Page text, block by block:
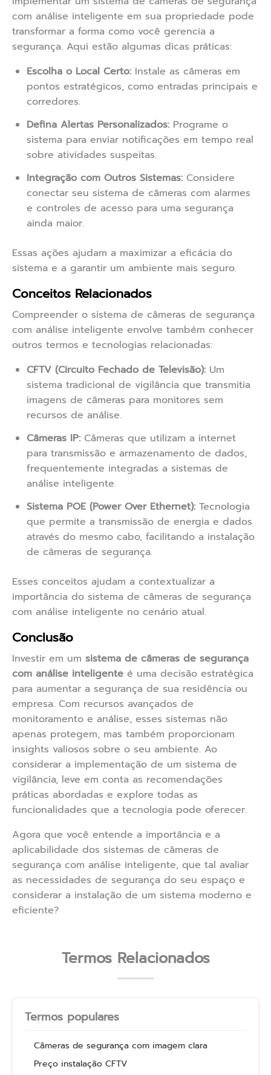
com análise inteligente em sua propriedade pode
transformar a forma como você gerencia a
segurança. Aqui estão algumas dicas práticas:
Escolha o Local Certo: Instale as câmeras em
pontos estratégicos, como entradas principais e
corredores.
Defina Alertas Personalizados: Programe o
sistema para enviar notificações em tempo real
sobre atividades suspeitas.
Integração com Outros Sistemas: Considere
conectar seu sistema de câmeras com alarmes
e controles de acesso para uma segurança
ainda maior.
Essas ações ajudam a maximizar a eficácia do
sistema e a garantir um ambiente mais seguro.
Conceitos Relacionados
Compreender o sistema de câmeras de segurança
com análise inteligente envolve também conhecer
outros termos e tecnologias relacionadas:
CFTV (Circuito Fechado de Televisão): Um
sistema tradicional de vigilância que transmitia
imagens de câmeras para monitores sem
recursos de análise.
Câmeras IP: Câmeras que utilizam a internet
para transmissão e armazenamento de dados,
frequentemente integradas a sistemas de
análise inteligente.
Sistema POE (Power Over Ethernet): Tecnologia
que permite a transmissão de energia e dados
através do mesmo cabo, facilitando a instalação
de câmeras de segurança.
Esses conceitos ajudam a contextualizar a
importância do sistema de câmeras de segurança
com análise inteligente no cenário atual.
Conclusão
Investir em um sistema de câmeras de segurança
com análise inteligente é uma decisão estratégica
para aumentar a segurança de sua residência ou
empresa. Com recursos avançados de
monitoramento e análise, esses sistemas não
apenas protegem, mas também proporcionam
insights valiosos sobre o seu ambiente. Ao
considerar a implementação de um sistema de
vigilância, leve em conta as recomendações
práticas abordadas e explore todas as
funcionalidades que a tecnologia pode oferecer.
Agora que você entende a importância e a
aplicabilidade dos sistemas de câmeras de
segurança com análise inteligente, que tal avaliar
as necessidades de segurança do seu espaço e
considerar a instalação de um sistema moderno e
eficiente?
Termos Relacionados
Termos populares
Câmeras de segurança com imagem clara
Preço instalação CFTV